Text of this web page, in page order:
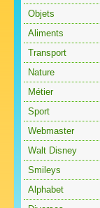
Objets
Aliments
Transport
Nature
Métier
Sport
Webmaster
Walt Disney
Smileys
Alphabet